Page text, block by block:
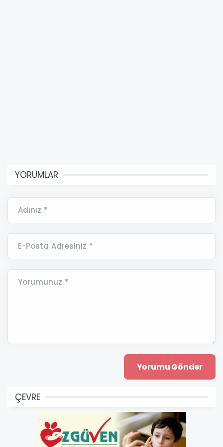
YORUMLAR
Adınız *
E-Posta Adresiniz *
Yorumunuz *
ÇEVRE